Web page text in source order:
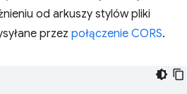
od arkuszy stylów pliki
przez połączenie CORS.